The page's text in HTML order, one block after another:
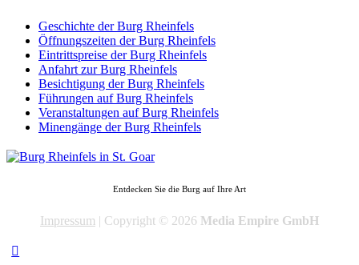
Geschichte der Burg Rheinfels
Öffnungszeiten der Burg Rheinfels
Eintrittspreise der Burg Rheinfels
Anfahrt zur Burg Rheinfels
Besichtigung der Burg Rheinfels
Führungen auf Burg Rheinfels
Veranstaltungen auf Burg Rheinfels
Minengänge der Burg Rheinfels
Entdecken Sie die Burg auf Ihre Art
Impressum | Copyright © 2026 Media Empire GmbH